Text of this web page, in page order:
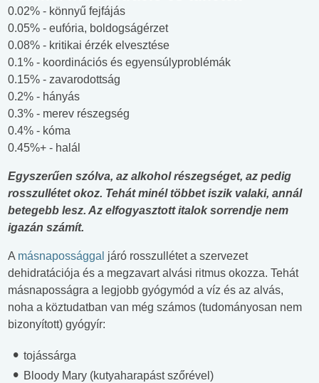
0.02% - könnyű fejfájás
0.05% - eufória, boldogságérzet
0.08% - kritikai érzék elvesztése
0.1% - koordinációs és egyensúlyproblémák
0.15% - zavarodottság
0.2% - hányás
0.3% - merev részegség
0.4% - kóma
0.45%+ - halál
Egyszerűen szólva, az alkohol részegséget, az pedig
rosszullétet okoz. Tehát minél többet iszik valaki, annál
betegebb lesz. Az elfogyasztott italok sorrendje nem
igazán számít.
A másnapossággal járó rosszullétet a szervezet
dehidratációja és a megzavart alvási ritmus okozza. Tehát
másnaposságra a legjobb gyógymód a víz és az alvás,
noha a köztudatban van még számos (tudományosan nem
bizonyított) gyógyír:
tojássárga
Bloody Mary (kutyaharapást szőrével)